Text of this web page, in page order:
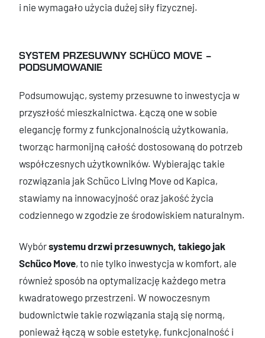
i nie wymagało użycia dużej siły fizycznej.
SYSTEM PRZESUWNY SCHÜCO MOVE –
PODSUMOWANIE
Podsumowując, systemy przesuwne to inwestycja w
przyszłość mieszkalnictwa. Łączą one w sobie
elegancję formy z funkcjonalnością użytkowania,
tworząc harmonijną całość dostosowaną do potrzeb
współczesnych użytkowników. Wybierając takie
rozwiązania jak Schüco LivIng Move od Kapica,
stawiamy na innowacyjność oraz jakość życia
codziennego w zgodzie ze środowiskiem naturalnym.
Wybórsystemu drzwi przesuwnych, takiego jak
Schüco Move, to nie tylko inwestycja w komfort, ale
również sposób na optymalizację każdego metra
kwadratowego przestrzeni. W nowoczesnym
budownictwie takie rozwiązania stają się normą,
ponieważ łączą w sobie estetykę, funkcjonalność i